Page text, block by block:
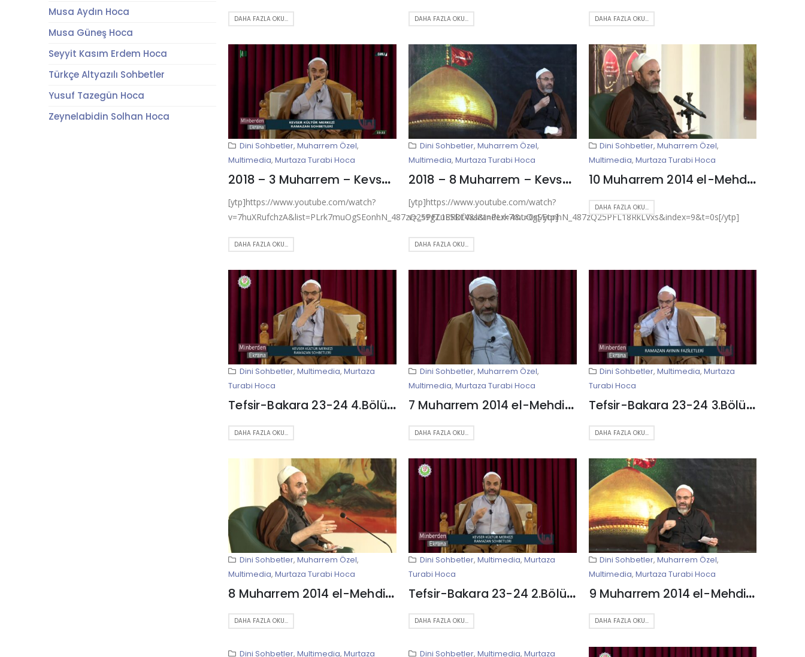
DAHA FAZLA OKU... DAHA FAZLA OKU... DAHA FAZLA OKU...
Dini Sohbetler, Muharrem Özel,
Multimedia,Murtaza Turabi Hoca
2018 – 3 Muharrem – Kevser Ehlibeyt Mescidi
[ytp]https://www.youtube.com/watch?
v=7huXRufchzA&list=PLrk7muOgSEonhN_487zQ25PFL18RkLVxs&index=4&t=0s[/ytp]
DAHA FAZLA OKU...
Dini Sohbetler, Muharrem Özel,
Multimedia, Murtaza Turabi Hoca
2018 – 8 Muharrem – Kevser Ehlibeyt Mescidi
[ytp]https://www.youtube.com/watch?
v=_s9gZuE5Df4&list=PLrk7muOgSEonhN_487zQ25PFL18RkLVxs&index=9&t=0s[/ytp]
DAHA FAZLA OKU...
Dini Sohbetler,Muharrem Özel,
Multimedia, Murtaza Turabi Hoca
10 Muharrem 2014 el-Mehdi Hüseyniyesi – Kum
DAHA FAZLA OKU...
Dini Sohbetler, Multimedia, Murtaza
Turabi Hoca
Tefsir-Bakara 23-24 4.Bölüm
DAHA FAZLA OKU...
Dini Sohbetler, Muharrem Özel,
Multimedia, Murtaza Turabi Hoca
7 Muharrem 2014 el-Mehdi Hüseyniyesi – Kum
DAHA FAZLA OKU...
Dini Sohbetler,Multimedia,Murtaza
Turabi Hoca
Tefsir-Bakara 23-24 3.Bölüm
DAHA FAZLA OKU...
Dini Sohbetler, Muharrem Özel,
Multimedia,Murtaza Turabi Hoca
8 Muharrem 2014 el-Mehdi Hüseyniyesi – Kum
DAHA FAZLA OKU...
Dini Sohbetler, Multimedia, Murtaza
Turabi Hoca
Tefsir-Bakara 23-24 2.Bölüm
DAHA FAZLA OKU...
Dini Sohbetler,Muharrem Özel,
Multimedia, Murtaza Turabi Hoca
9 Muharrem 2014 el-Mehdi Hüseyniyesi – Kum
DAHA FAZLA OKU...
Dini Sohbetler, Multimedia, Murtaza
Dini Sohbetler, Multimedia, Murtaza
Musa Aydın Hoca
Musa Güneş Hoca
Seyyit Kasım Erdem Hoca
Türkçe Altyazılı Sohbetler
Yusuf Tazegün Hoca
Zeynelabidin Solhan Hoca